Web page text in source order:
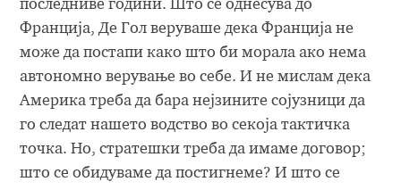
последниве години. Што се однесува до
Франција, Де Гол веруваше дека Франција не
може да постапи како што би морала ако нема
автономно верување во себе. И не мислам дека
Америка треба да бара нејзините сојузници да
го следат нашето водство во секоја тактичка
точка. Но, стратешки треба да имаме договор;
што се обидуваме да постигнеме? И што се